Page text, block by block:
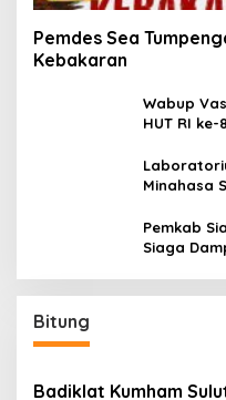
Pemdes Sea
Kebakaran
Wabup
HUT RI
Minahasa
Pemkab
Siaga
Bitung
Badiklat Kumham